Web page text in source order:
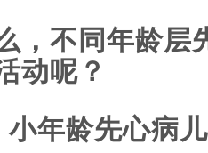
不同年龄层
动呢？
龄先心病儿